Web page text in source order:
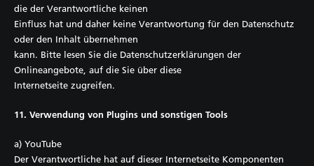
die der Verantwortliche keinen
Einfluss hat und daher keine Verantwortung für den Datenschutz
oder den Inhalt übernehmen
kann. Bitte lesen Sie die Datenschutzerklärungen der
Onlineangebote, auf die Sie über diese
Internetseite zugreifen.
11. Verwendung von Plugins und sonstigen Tools
a) YouTube
Der Verantwortliche hat auf dieser Internetseite Komponenten